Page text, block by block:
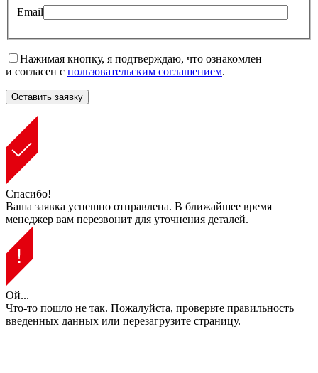
Email
Нажимая кнопку, я подтверждаю, что ознакомлен
и согласен с пользовательским соглашением.
Спасибо!
Ваша заявка успешно отправлена. В ближайшее время
менеджер вам перезвонит для уточнения деталей.
Ой...
Что-то пошло не так. Пожалуйста, проверьте правильность
введенных данных или перезагрузите страницу.